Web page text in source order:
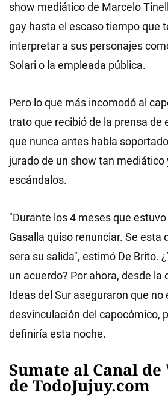
show mediático de Marcelo
gay hasta el escaso tiempo que
interpretar a sus personajes
Solari o la empleada pública.
Pero lo que más incomodó al
trato que recibió de la prensa de
que nunca antes había
jurado de un show tan mediático
escándalos.
"Durante los 4 meses que
Gasalla quiso renunciar. Se esta
sera su salida", estimó De Brito.
un acuerdo? Por ahora, desde la
Ideas del Sur aseguraron que no
desvinculación del capocómico,
definiría esta noche.
Sumate al Canal
de TodoJujuy.com